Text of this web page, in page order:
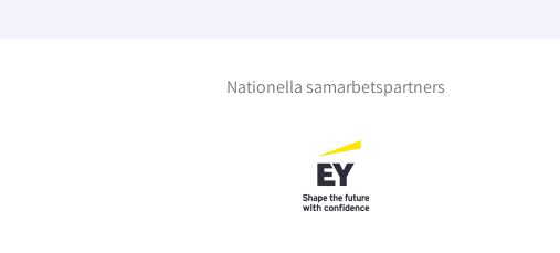
Nationella samarbetspartners